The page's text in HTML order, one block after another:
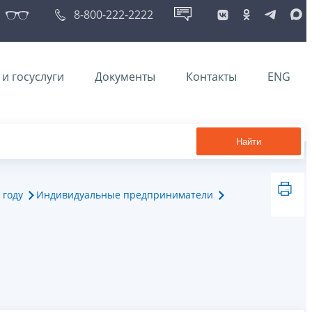
8-800-222-2222
госуслуги Документы Контакты ENG
Найти
Индивидуальные предприниматели